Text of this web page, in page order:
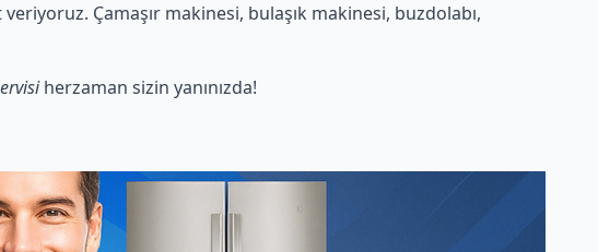
Çamaşır makinesi, bulaşık makinesi, buzdolabı,
herzaman sizin yanınızda!